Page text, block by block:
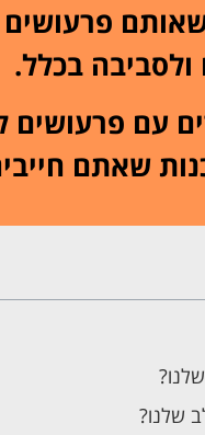
פרעושים
ולסביבה בכלל.
עם פרעושים
שאתם
שלנו?